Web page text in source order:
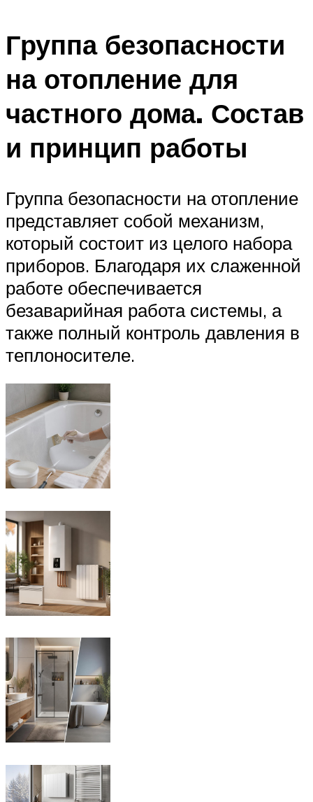
Группа безопасности
на отопление для
частного дома. Состав
и принцип работы
Группа безопасности на отопление
представляет собой механизм,
который состоит из целого набора
приборов. Благодаря их слаженной
работе обеспечивается
безаварийная работа системы, а
также полный контроль давления в
теплоносителе.